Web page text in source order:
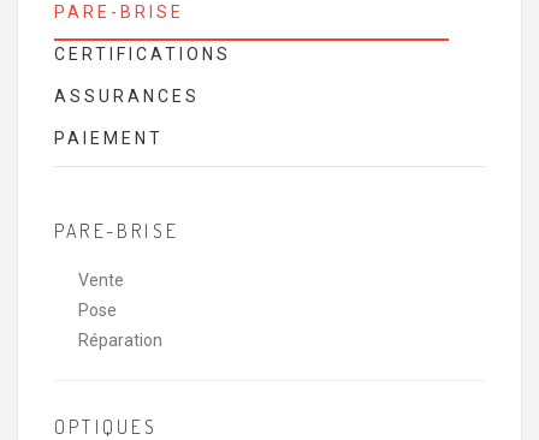
PARE-BRISE
CERTIFICATIONS
ASSURANCES
PAIEMENT
PARE-BRISE
Vente
Pose
Réparation
OPTIQUES